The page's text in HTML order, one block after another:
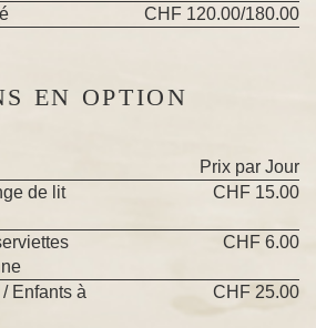
CHF 120.00/180.00
EN OPTION
Prix par Jour
de lit
CHF 15.00
CHF 6.00
Enfants à
CHF 25.00